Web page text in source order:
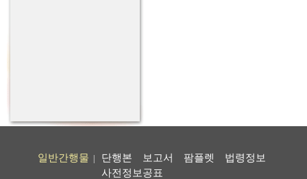
일반간행물 단행본 보고서 팜플렛
법령정보
사전정보공표